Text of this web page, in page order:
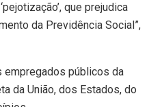
que prejudica
da Previdência Social”,
empregados públicos da
da União, dos Estados, do